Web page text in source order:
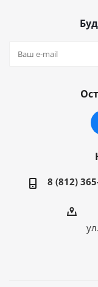
8 (812)